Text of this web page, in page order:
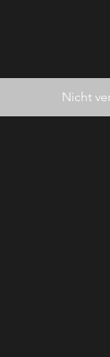
Nicht